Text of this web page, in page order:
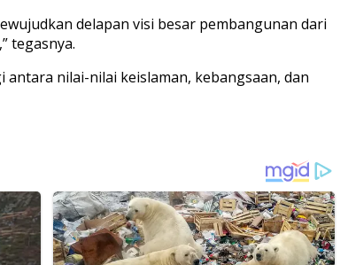
delapan visi besar pembangunan dari
tegasnya.
nilai-nilai keislaman, kebangsaan, dan